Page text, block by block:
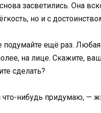
засветились. Она
но и с
ещё раз. Любая
на лице. Скажите,
сделать?
что-нибудь придумаю, —